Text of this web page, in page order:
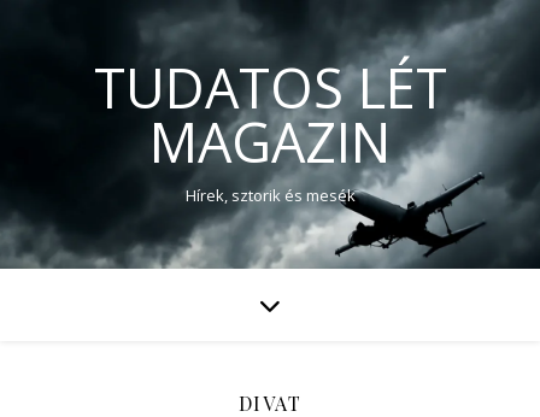
TUDATOS LÉT
MAGAZIN
Hírek, sztorik és mesék
DIVAT